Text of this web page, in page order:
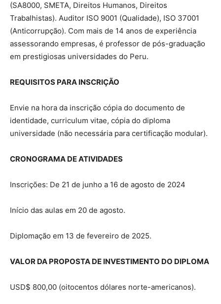
(SA8000, SMETA, Direitos Humanos, Direitos
Trabalhistas). Auditor ISO 9001 (Qualidade), ISO 37001
(Anticorrupção). Com mais de 14 anos de experiência
assessorando empresas, é professor de pós-graduação
em prestigiosas universidades do Peru.
REQUISITOS PARA INSCRIÇÃO
Envie na hora da inscrição cópia do documento de
identidade, curriculum vitae, cópia do diploma
universidade (não necessária para certificação modular).
CRONOGRAMA DE ATIVIDADES
Inscrições: De 21 de junho a 16 de agosto de 2024
Início das aulas em 20 de agosto.
Diplomação em 13 de fevereiro de 2025.
VALOR DA PROPOSTA DE INVESTIMENTO DO DIPLOMA
USD$ 800,00 (oitocentos dólares norte-americanos).